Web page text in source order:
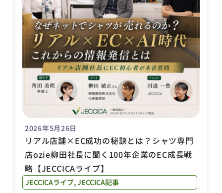
2026年5月26日
リアル店舗×EC成功の秘訣とは？シャツ専門
店ozie柳田社長に聞く100年企業のEC成長戦
略【JECCICAライブ】
JECCICAライブ,JECCICA記事